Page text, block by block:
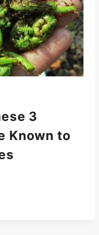
3
Known to